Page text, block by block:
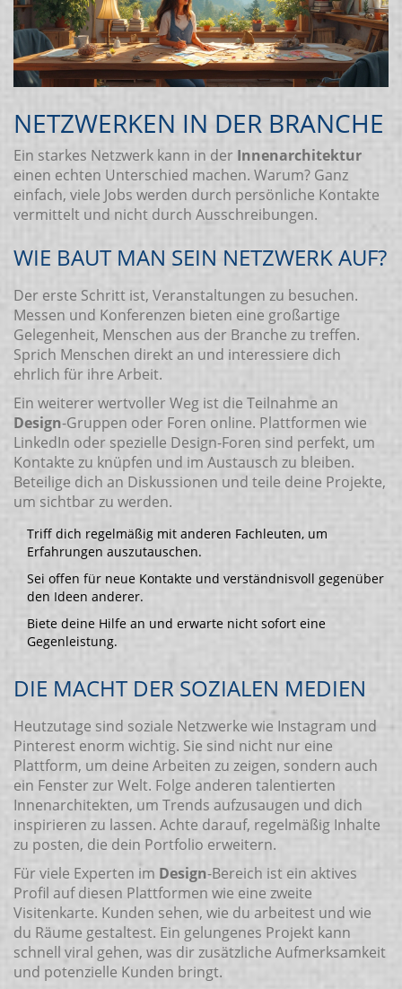
NETZWERKEN IN DER BRANCHE
Ein starkes Netzwerk kann in der Innenarchitektur
einen echten Unterschied machen. Warum? Ganz
einfach, viele Jobs werden durch persönliche Kontakte
vermittelt und nicht durch Ausschreibungen.
WIE BAUT MAN SEIN NETZWERK AUF?
Der erste Schritt ist, Veranstaltungen zu besuchen.
Messen und Konferenzen bieten eine großartige
Gelegenheit, Menschen aus der Branche zu treffen.
Sprich Menschen direkt an und interessiere dich
ehrlich für ihre Arbeit.
Ein weiterer wertvoller Weg ist die Teilnahme an
Design-Gruppen oder Foren online. Plattformen wie
LinkedIn oder spezielle Design-Foren sind perfekt, um
Kontakte zu knüpfen und im Austausch zu bleiben.
Beteilige dich an Diskussionen und teile deine Projekte,
um sichtbar zu werden.
Triff dich regelmäßig mit anderen Fachleuten, um
Erfahrungen auszutauschen.
Sei offen für neue Kontakte und verständnisvoll gegenüber
den Ideen anderer.
Biete deine Hilfe an und erwarte nicht sofort eine
Gegenleistung.
DIE MACHT DER SOZIALEN MEDIEN
Heutzutage sind soziale Netzwerke wie Instagram und
Pinterest enorm wichtig. Sie sind nicht nur eine
Plattform, um deine Arbeiten zu zeigen, sondern auch
ein Fenster zur Welt. Folge anderen talentierten
Innenarchitekten, um Trends aufzusaugen und dich
inspirieren zu lassen. Achte darauf, regelmäßig Inhalte
zu posten, die dein Portfolio erweitern.
Für viele Experten im Design-Bereich ist ein aktives
Profil auf diesen Plattformen wie eine zweite
Visitenkarte. Kunden sehen, wie du arbeitest und wie
du Räume gestaltest. Ein gelungenes Projekt kann
schnell viral gehen, was dir zusätzliche Aufmerksamkeit
und potenzielle Kunden bringt.